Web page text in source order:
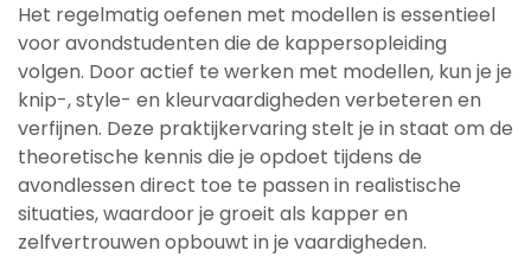
Het regelmatig oefenen met modellen is essentieel
voor avondstudenten die de kappersopleiding
volgen. Door actief te werken met modellen, kun je je
knip-, style- en kleurvaardigheden verbeteren en
verfijnen. Deze praktijkervaring stelt je in staat om de
theoretische kennis die je opdoet tijdens de
avondlessen direct toe te passen in realistische
situaties, waardoor je groeit als kapper en
zelfvertrouwen opbouwt in je vaardigheden.